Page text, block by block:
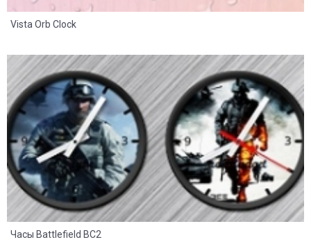
Vista Orb Clock
8 2
Часы Battlefield BC2